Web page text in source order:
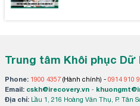
Trung tâm Khôi phục Dữ
Phone: 1900 4357(Hành chính) - 0914 910
Email: cskh@irecovery.vn-
Địa chỉ: Lầu 1, 216 Hoàng Văn Thụ, P. Tân